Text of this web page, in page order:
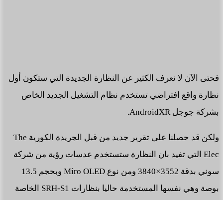
فحتى الآن لا نعرف الكثير عن النظارة الجديدة التي ستكون أول
نظارة واقع افتراضي تستخدم نظام التشغيل الجديد الخاص
بشركة جوجل AndroidXR.
ولكن قد حصلنا على تقرير جديد من قبل الجريدة الكورية The
Elec التي تفيد بان النظارة ستستخدم عدسات رؤية من شركة
سوني بدقة 3552×3840 ومن نوع Miro OLED وبحجم 13.5
بوصة وهي نفسها المستخدمة حاليا بنظارات SRH-S1 الخاصة